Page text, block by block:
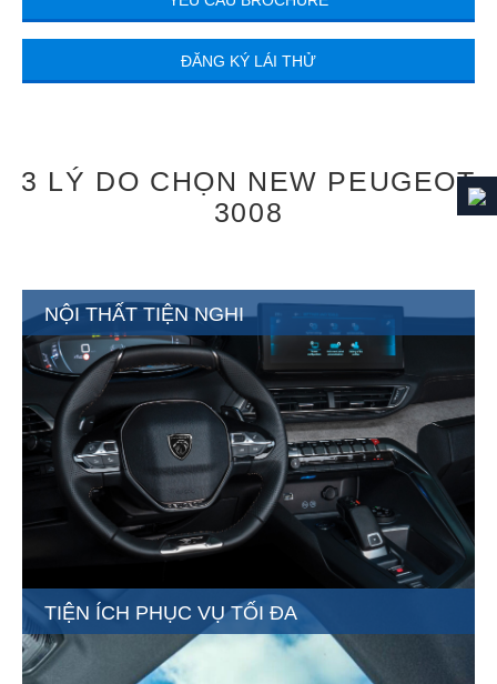
ĐĂNG KÝ LÁI THỬ
3 LÝ DO CHỌN NEW PEUGEOT
3008
NỘI THẤT TIỆN NGHI
NỘI THẤT TIỆN NGHI
NỘI THẤT TIỆN NGHI VÀ DỄ DÀNG THAO
TIỆN ÍCH PHỤC VỤ TỐI ĐA